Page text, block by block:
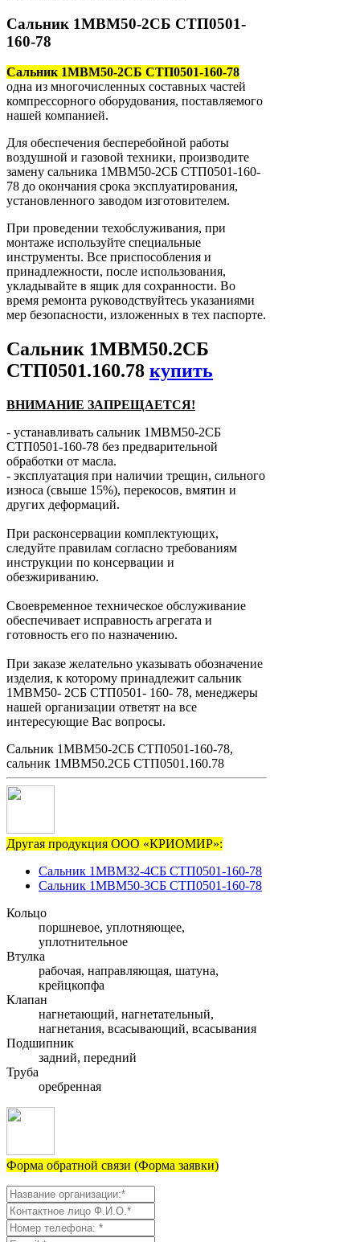
Сальник 1МВМ50-2СБ СТП0501-
160-78
Сальник 1МВМ50-2СБ СТП0501-160-78
одна из многочисленных составных частей
компрессорного оборудования, поставляемого
нашей компанией.
Для обеспечения бесперебойной работы
воздушной и газовой техники, производите
замену сальника 1МВМ50-2СБ СТП0501-160-
78 до окончания срока эксплуатирования,
установленного заводом изготовителем.
При проведении техобслуживания, при
монтаже используйте специальные
инструменты. Все приспособления и
принадлежности, после использования,
укладывайте в ящик для сохранности. Во
время ремонта руководствуйтесь указаниями
мер безопасности, изложенных в тех паспорте.
Сальник 1МВМ50.2СБ
СТП0501.160.78 купить
ВНИМАНИЕ ЗАПРЕЩАЕТСЯ!
- устанавливать сальник 1МВМ50-2СБ
СТП0501-160-78 без предварительной
обработки от масла.
- эксплуатация при наличии трещин, сильного
износа (свыше 15%), перекосов, вмятин и
других деформаций.
При расконсервации комплектующих,
следуйте правилам согласно требованиям
инструкции по консервации и
обезжириванию.
Своевременное техническое обслуживание
обеспечивает исправность агрегата и
готовность его по назначению.
При заказе желательно указывать обозначение
изделия, к которому принадлежит сальник
1МВМ50- 2СБ СТП0501- 160- 78, менеджеры
нашей организации ответят на все
интересующие Вас вопросы.
Сальник 1МВМ50-2СБ СТП0501-160-78,
сальник 1МВМ50.2СБ СТП0501.160.78
Другая продукция ООО «КРИОМИР»:
Сальник 1МВМ32-4СБ СТП0501-160-78
Сальник 1МВМ50-3СБ СТП0501-160-78
Кольцо
поршневое, уплотняющее,
уплотнительное
Втулка
рабочая, направляющая, шатуна,
крейцкопфа
Клапан
нагнетающий, нагнетательный,
нагнетания, всасывающий, всасывания
Подшипник
задний, передний
Труба
оребренная
Форма обратной связи (Форма заявки)